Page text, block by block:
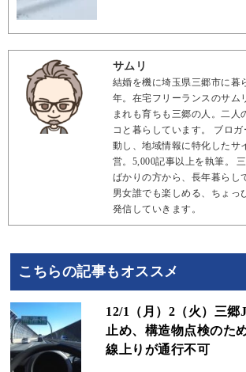
サムリ
結婚を機に埼玉県三郷市に暮
年。在宅フリーランスのサム
まれも育ちも三郷の人。二人
コと暮らしています。 ブロ
動し、地域情報に特化したサ
営。5,000記事以上を執筆。
ばかりの方から、長年暮らし
男女誰でも楽しめる、ちょっ
発信していきます。
こちらの記事もオススメ
12/1（月）2（火）三
止め、構造物点検のた
線上りが通行不可